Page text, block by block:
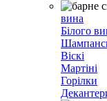
вина
Білого
Віскі
Мартіні
Горілки